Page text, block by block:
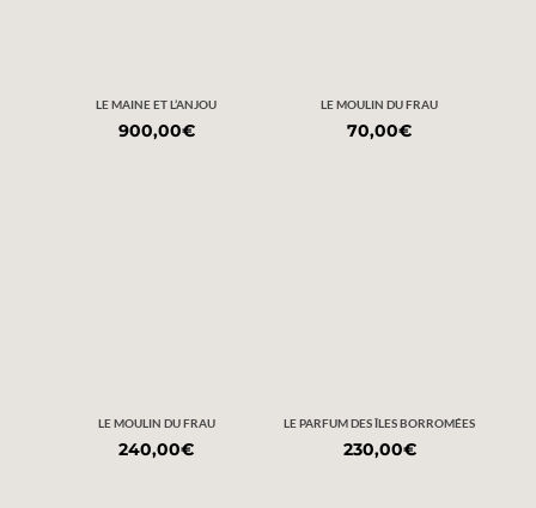
LE MAINE ET L’ANJOU
900,00€
LE MOULIN DU FRAU
70,00€
LE MOULIN DU FRAU
240,00€
LE PARFUM DES ÎLES BORROMÉES
230,00€